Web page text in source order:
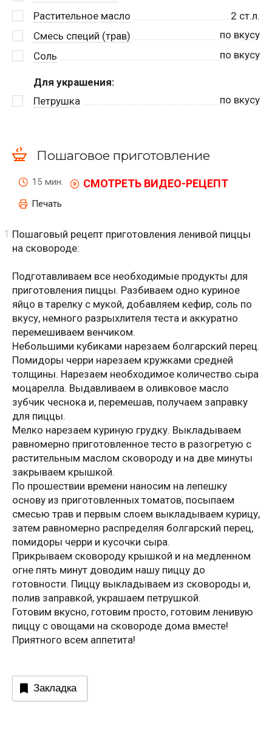
Растительное масло
2 ст.л.
Смесь специй (трав)
по вкусу
Соль
по вкусу
Для украшения:
Петрушка
по вкусу
Пошаговое приготовление
15 мин. СМОТРЕТЬ ВИДЕО-РЕЦЕПТ
Печать
Пошаговый рецепт приготовления ленивой пиццы
на сковороде:
Подготавливаем все необходимые продукты для
приготовления пиццы. Разбиваем одно куриное
яйцо в тарелку с мукой, добавляем кефир, соль по
вкусу, немного разрыхлителя теста и аккуратно
перемешиваем венчиком.
Небольшими кубиками нарезаем болгарский перец.
Помидоры черри нарезаем кружками средней
толщины. Нарезаем необходимое количество сыра
моцарелла. Выдавливаем в оливковое масло
зубчик чеснока и, перемешав, получаем заправку
для пиццы.
Мелко нарезаем куриную грудку. Выкладываем
равномерно приготовленное тесто в разогретую с
растительным маслом сковороду и на две минуты
закрываем крышкой.
По прошествии времени наносим на лепешку
основу из приготовленных томатов, посыпаем
смесью трав и первым слоем выкладываем курицу,
затем равномерно распределяя болгарский перец,
помидоры черри и кусочки сыра.
Прикрываем сковороду крышкой и на медленном
огне пять минут доводим нашу пиццу до
готовности. Пиццу выкладываем из сковороды и,
полив заправкой, украшаем петрушкой.
Готовим вкусно, готовим просто, готовим ленивую
пиццу с овощами на сковороде дома вместе!
Приятного всем аппетита!
Закладка